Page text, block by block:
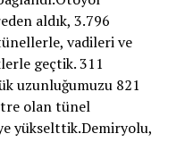
aldık, 3.796
vadileri ve
geçtik. 311
uzunluğumuzu 821
olan tünel
yükselttik.Demiryolu,